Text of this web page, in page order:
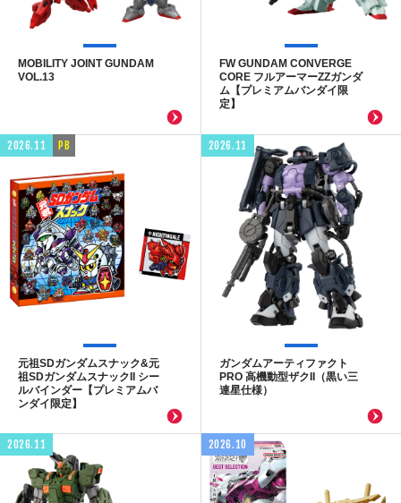
MOBILITY JOINT GUNDAM
VOL.13
FW GUNDAM CONVERGE
CORE フルアーマーZZガンダ
ム【プレミアムバンダイ限
定】
2026.11 PB
元祖SDガンダムスナック&元
祖SDガンダムスナックII シー
ルバインダー【プレミアムバ
ンダイ限定】
2026.11
ガンダムアーティファクト
PRO 高機動型ザクII（黒い三
連星仕様）
2026.11 2026.10